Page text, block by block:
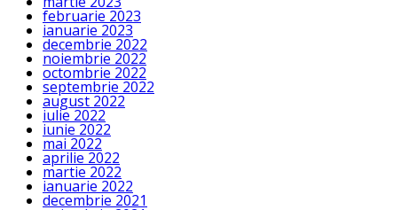
februarie 2023
ianuarie 2023
decembrie 2022
noiembrie 2022
octombrie 2022
septembrie 2022
august 2022
iulie 2022
iunie 2022
mai 2022
aprilie 2022
martie 2022
ianuarie 2022
decembrie 2021